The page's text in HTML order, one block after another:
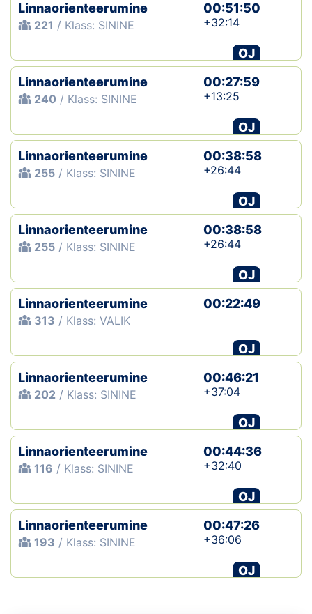
Linnaorienteerumine
221 / Klass: SININE
00:51:50
+32:14
OJ
Linnaorienteerumine
240 / Klass: SININE
00:27:59
+13:25
OJ
Linnaorienteerumine
255 / Klass: SININE
00:38:58
+26:44
OJ
Linnaorienteerumine
255 / Klass: SININE
00:38:58
+26:44
OJ
Linnaorienteerumine
313 / Klass: VALIK
00:22:49
OJ
Linnaorienteerumine
202 / Klass: SININE
00:46:21
+37:04
OJ
Linnaorienteerumine
116 / Klass: SININE
00:44:36
+32:40
OJ
Linnaorienteerumine
193 / Klass: SININE
00:47:26
+36:06
OJ